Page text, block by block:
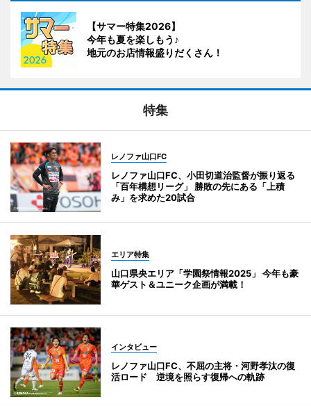
【サマー特集2026】
今年も夏を楽しもう♪
地元のお店情報盛りだくさん！
特集
レノファ山口FC
レノファ山口FC、小田切道治監督が振り返る
「百年構想リーグ」 勝敗の先にある「上積
み」を求めた20試合
エリア特集
山口県央エリア「学園祭情報2025」 今年も豪
華ゲスト＆ユニーク企画が満載！
インタビュー
レノファ山口FC、不屈の主将・河野孝汰の復
活ロード 逆境を照らす復帰への軌跡